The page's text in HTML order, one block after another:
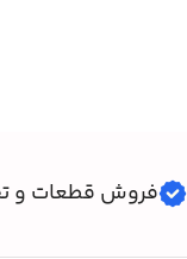
فروش قطعات و